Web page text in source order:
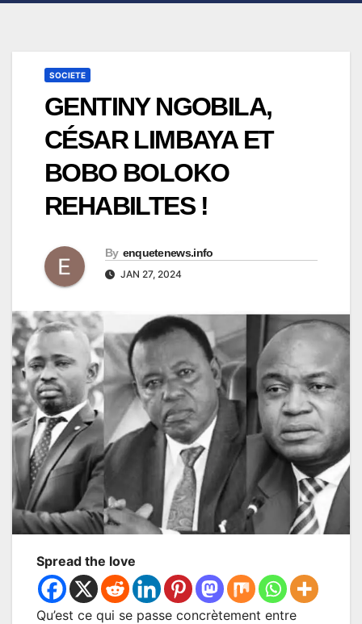
SOCIETE
GENTINY NGOBILA,
CÉSAR LIMBAYA ET
BOBO BOLOKO
REHABILTES !
By enquetenews.info
JAN 27, 2024
Spread the love
Qu’est ce qui se passe concrètement entre